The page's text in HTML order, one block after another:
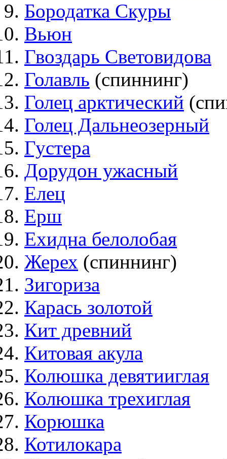
Бородатка Скуры
Вьюн
Гвоздарь Световидова
Голавль (спиннинг)
Голец арктический
Голец Дальнеозерный
Густера
Дорудон ужасный
Елец
Ерш
Ехидна белолобая
Жерех (спиннинг)
Зигориза
Карась золотой
Кит древний
Китовая акула
Колюшка девятииглая
Колюшка трехиглая
Корюшка
Котилокара